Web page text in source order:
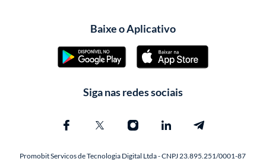
Baixe o Aplicativo
Siga nas redes sociais
Promobit Servicos de Tecnologia Digital Ltda - CNPJ 23.895.251/0001-87